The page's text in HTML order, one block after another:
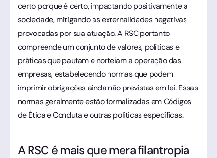
certo porque é certo, impactando positivamente a
sociedade, mitigando as externalidades negativas
provocadas por sua atuação. A RSC portanto,
compreende um conjunto de valores, políticas e
práticas que pautam e norteiam a operação das
empresas, estabelecendo normas que podem
imprimir obrigações ainda não previstas em lei. Essas
normas geralmente estão formalizadas em Códigos
de Ética e Conduta e outras políticas específicas.
A RSC é mais que mera filantropia